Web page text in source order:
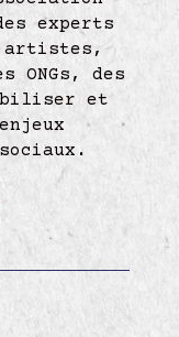
experts
ONGs, des
et